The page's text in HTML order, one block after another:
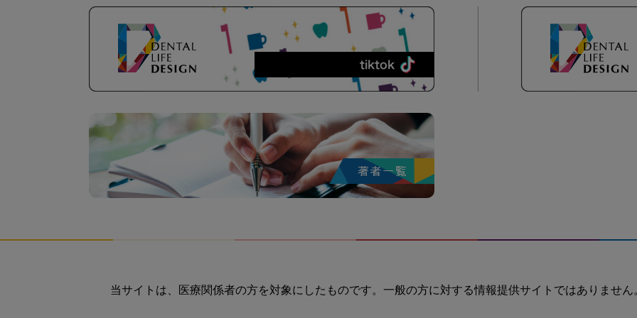
当サイトは、医療関係者の方を対象にしたものです。一般の方に対する情報提供サイトではありません